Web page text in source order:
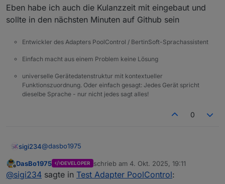
Eben habe ich auch die Kulanzzeit mit eingebaut und
sollte in den nächsten Minuten auf Github sein
Entwickler des Adapters PoolControl / BertinSoft-Sprachassistent
Einfach macht aus einem Problem keine Lösung
universelle Gerätedatenstruktur mit kontextueller
Funktionszuordnung. Oder einfach gesagt: Jedes Gerät spricht
dieselbe Sprache - nur nicht jedes sagt alles!
0
sigi234@dasbo1975
Die Berechnung kommt mir noch nicht Schlüssig vor:
Offline
DasBo1975 DEVELOPER schrieb am 4. Okt. 2025, 19:11
zuletzt editiert von
@sigi234 sagte in Test Adapter PoolControl: